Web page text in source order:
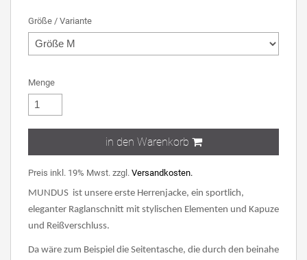
Größe / Variante
Menge
in den Warenkorb
Preis inkl. 19% Mwst. zzgl. Versandkosten.
MUNDUS ist unsere erste Herrenjacke, ein sportlich,
eleganter Raglanschnitt mit stylischen Elementen und Kapuze
und Reißverschluss.
Da wäre zum Beispiel die Seitentasche, die durch den beinahe